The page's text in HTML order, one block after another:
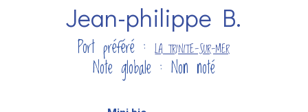
Jean-philippe B.
Port préféré :LA TRINITE-SUR-MER
Note globale : Non noté